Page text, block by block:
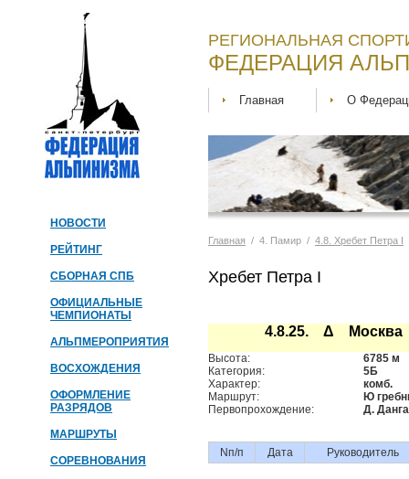
НОВОСТИ
РЕЙТИНГ
СБОРНАЯ СПБ
ОФИЦИАЛЬНЫЕ
ЧЕМПИОНАТЫ
АЛЬПМЕРОПРИЯТИЯ
ВОСХОЖДЕНИЯ
ОФОРМЛЕНИЕ
РАЗРЯДОВ
МАРШРУТЫ
СОРЕВНОВАНИЯ
РЕГИОНАЛЬНАЯ
ФЕДЕРАЦИЯ
Главная О
Главная / 4. Памир / 4.8. Хребет Петра I
Хребет Петра I
4.8.25. Δ Москва
Высота:
6785 м
Категория:
5Б
Характер:
комб.
Маршрут:
Ю
Первопрохождение:
Д.
Nп/п Дата Руководитель